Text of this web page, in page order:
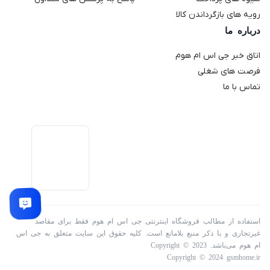
علامت "L" و "R" نیز جهت قرار دادن صحیح گوشی ها در گوش
رویه های بازگرداندن کالا
درباره ما
اتاق خبر جی اس ام هوم
فرصت های شغلی
تماس با ما
استفاده از مطالب فروشگاه اینترنتی جی اس ام هوم فقط برای مقاصد
غیرتجاری و با ذکر منبع بلامانع است. کلیه حقوق این سایت متعلق به جی اس
ام هوم می‌باشد. Copyright © 2023
Copyright © 2024 gsmhome.ir